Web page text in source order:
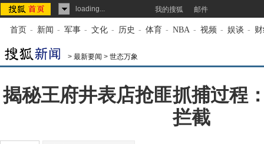
loading... 我的搜狐 邮件
首页 - 新闻 - 军事 - 文化 - 历史 - 体育 - NBA - 视频 - 娱谈 -
> 最新要闻 > 世态万象
揭秘王府井表店抢匪抓捕过程
拦截